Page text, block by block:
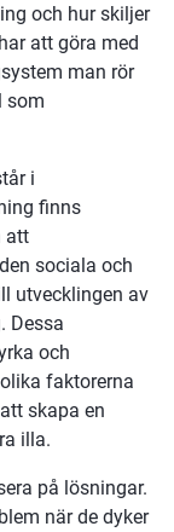
och hur skiljer
att göra med
man rör
som
i
finns
att
sociala och
utvecklingen av
Dessa
och
faktorerna
skapa en
illa.
på lösningar.
när de dyker